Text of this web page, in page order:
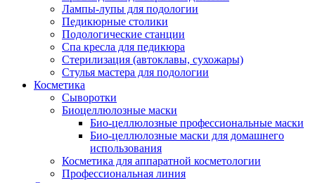
Лампы-лупы для подологии
Педикюрные столики
Подологические станции
Спа кресла для педикюра
Стерилизация (автоклавы, сухожары)
Стулья мастера для подологии
Косметика
Сыворотки
Биоцеллюлозные маски
Био-целлюлозные профессиональные маски
Био-целлюлозные маски для домашнего
использования
Косметика для аппаратной косметологии
Профессиональная линия